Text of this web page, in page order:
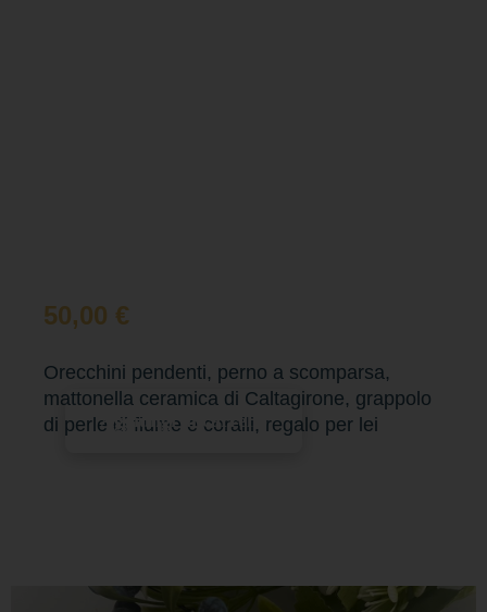
50,00 €
Orecchini pendenti, perno a scomparsa,
mattonella ceramica di Caltagirone, grappolo
di perle di fiume e coralli, regalo per lei
Aggiungi al carrello